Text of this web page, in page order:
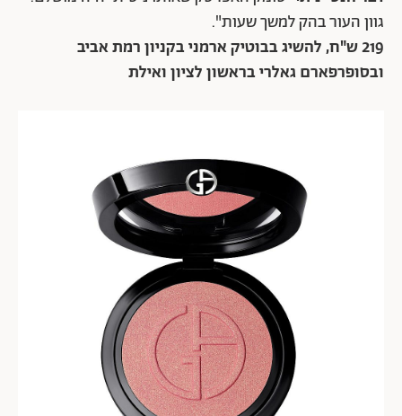
גוון העור בהק למשך שעות".
219 ש"ח, להשיג בבוטיק ארמני בקניון רמת אביב
ובסופרפארם גאלרי בראשון לציון ואילת